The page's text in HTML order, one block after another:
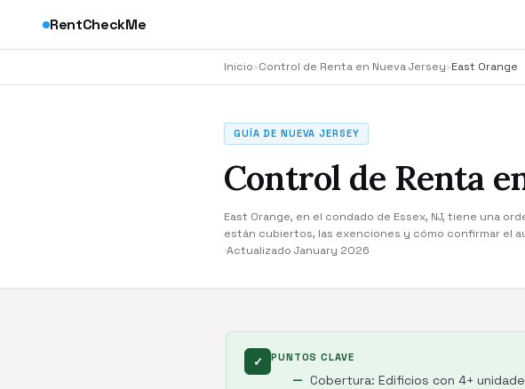
RentCheckMe
Inicio›Control de Renta en Nueva Jersey›East Orange
GUÍA DE NUEVA JERSEY
Control de Renta
East Orange, en el condado de Essex, NJ, tiene una
están cubiertos, las exenciones y cómo confirmar el
·Actualizado January 2026
✓ PUNTOS CLAVE
Cobertura: Edificios con 4+